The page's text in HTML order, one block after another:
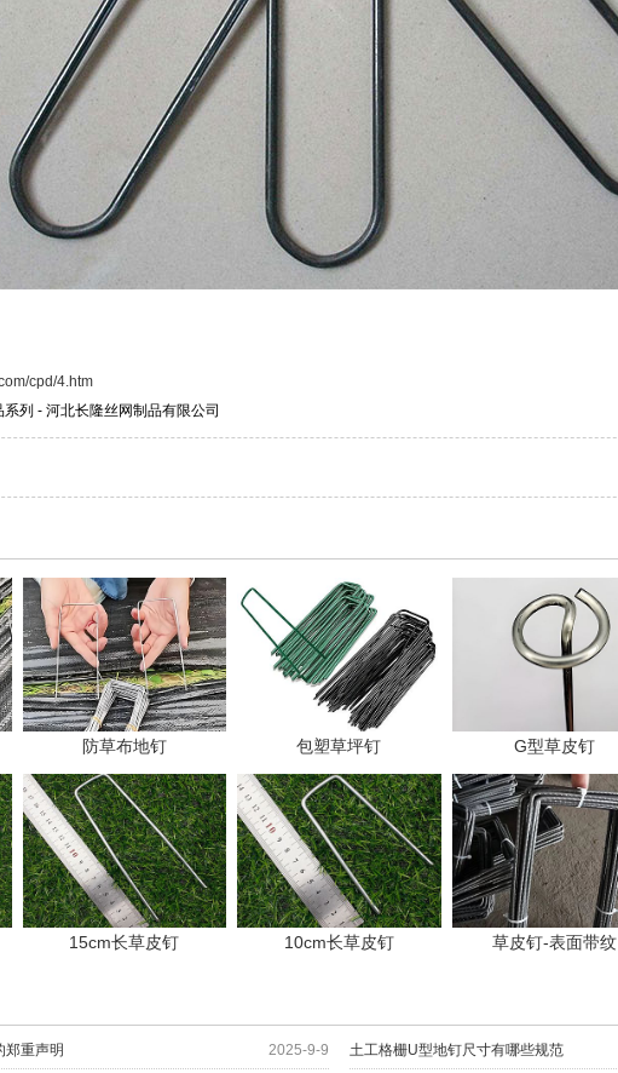
cpd/4.htm
列 - 河北长隆丝网制品有限公司
防草布地钉 包塑草坪钉 G型草皮钉
15cm长草皮钉 10cm长草皮钉 草皮钉-表面带纹
郑重声明 2025-9-9 土工格栅U型地钉尺寸有哪些规范